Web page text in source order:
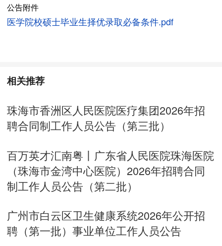
公告附件
医学院校硕士毕业生择优录取必备条件.pdf
相关推荐
珠海市香洲区人民医院医疗集团2026年招
聘合同制工作人员公告（第三批）
百万英才汇南粤丨广东省人民医院珠海医院
（珠海市金湾中心医院）2026年招聘合同
制工作人员公告（第二批）
广州市白云区卫生健康系统2026年公开招
聘（第一批）事业单位工作人员公告